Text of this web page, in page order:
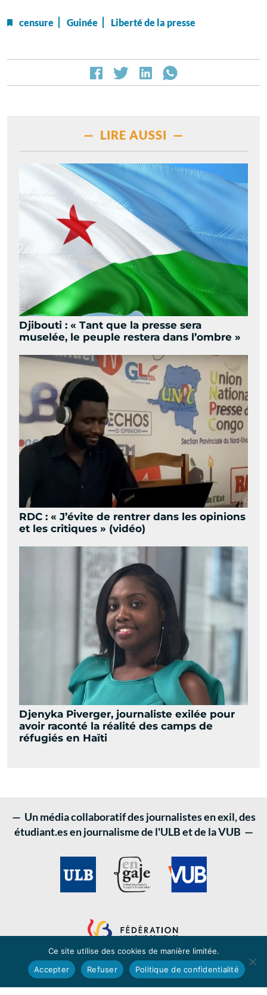
censure Guinée Liberté de la presse
— LIRE AUSSI —
Djibouti : « Tant que la presse sera
muselée, le peuple restera dans l’ombre »
RDC : « J’évite de rentrer dans les opinions
et les critiques » (vidéo)
Djenyka Piverger, journaliste exilée pour
avoir raconté la réalité des camps de
réfugiés en Haïti
— Un média collaboratif des journalistes en exil, des
étudiant.es en journalisme de l'ULB et de la VUB —
Ce site utilise des cookies de manière limitée.
Accepter
Refuser Politique de confidentialité